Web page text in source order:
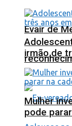
Evair de
irmão de
Mulher
pode